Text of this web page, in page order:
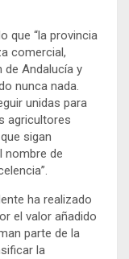
que “la provincia
comercial,
Andalucía y
nunca nada.
unidas para
agricultores
sigan
nombre de
ha realizado
el valor añadido
parte de la
la